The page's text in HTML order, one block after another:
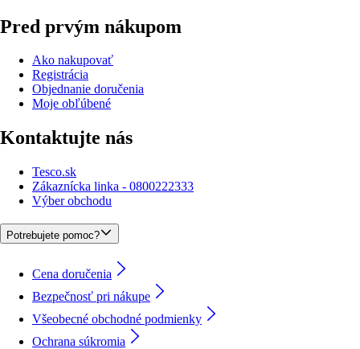
Pred prvým nákupom
Ako nakupovať
Registrácia
Objednanie doručenia
Moje obľúbené
Kontaktujte nás
Tesco.sk
Zákaznícka linka - 0800222333
Výber obchodu
Potrebujete pomoc?
Cena doručenia
Bezpečnosť pri nákupe
Všeobecné obchodné podmienky
Ochrana súkromia